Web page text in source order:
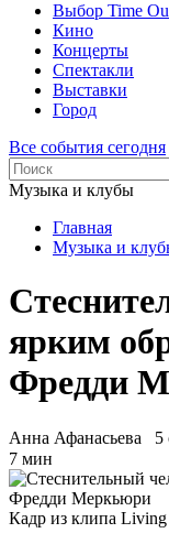
Выбор Time
Кино
Концерты
Спектакли
Выставки
Город
Все события сегодня
Музыка и клубы
Главная
Музыка и
ярким
Фредди
Анна Афанасьева
5
7 мин
Кадр из клипа